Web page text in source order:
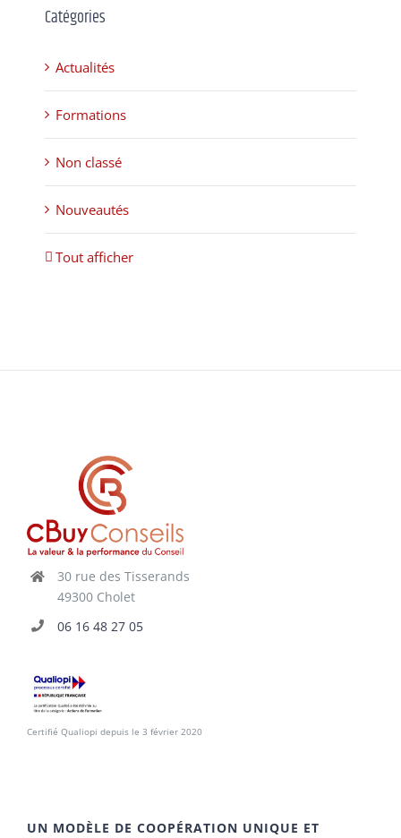
Catégories
Actualités
Formations
Non classé
Nouveautés
Tout afficher
30 rue des Tisserands
49300 Cholet
06 16 48 27 05
Certifié Qualiopi depuis le 3 février 2020
UN MODÈLE DE COOPÉRATION UNIQUE ET